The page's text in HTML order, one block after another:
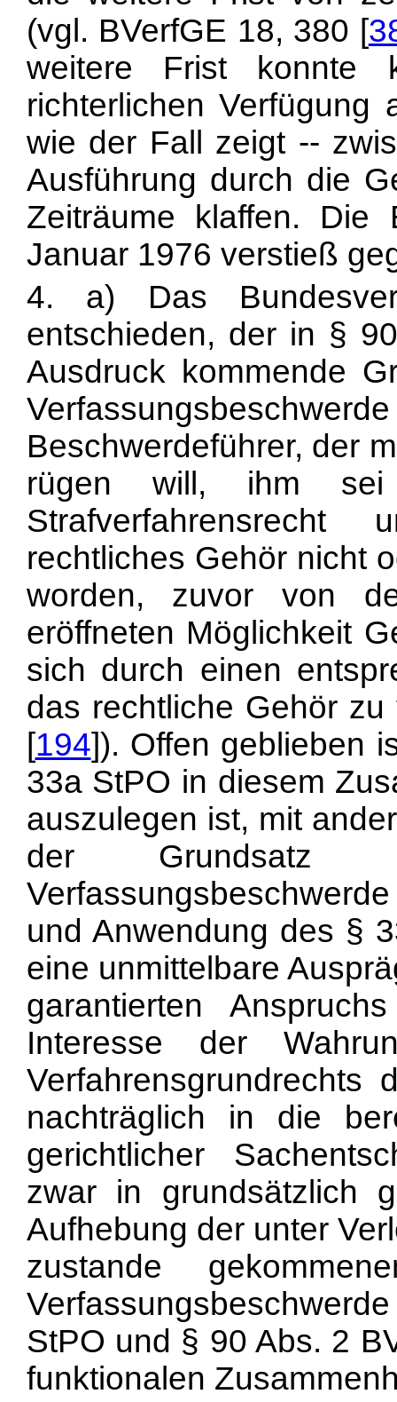
(vgl. BVerfGE 18, 380 [
weitere Frist konnte
richterlichen
wie der Fall zeigt --
Ausführung durch die
Zeiträume klaffen. Die
Januar 1976 verstieß
4. a) Das
entschieden, der in §
Ausdruck kommende
Beschwerdeführer, der
rügen will, ihm
Strafverfahrensrecht
rechtliches Gehör nicht
worden, zuvor von
eröffneten Möglichkeit
sich durch einen
das rechtliche Gehör
[194]). Offen geblieben
33a StPO in diesem
auszulegen ist, mit
der Grundsatz
und Anwendung des §
eine unmittelbare
garantierten
Interesse der
nachträglich in die
gerichtlicher
zwar in grundsätzlich
Aufhebung der unter
zustande
StPO und § 90 Abs. 2
funktionalen